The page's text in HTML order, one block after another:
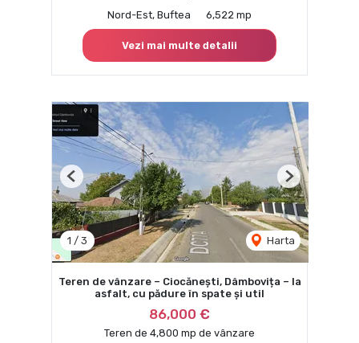
Nord-Est, Buftea
6,522 mp
Vezi mai multe detalii
1 / 3 Harta
Previous Next
Teren de vânzare – Ciocănești, Dâmbovița – la
asfalt, cu pădure în spate și util
86,000 €
Teren de 4,800 mp de vânzare